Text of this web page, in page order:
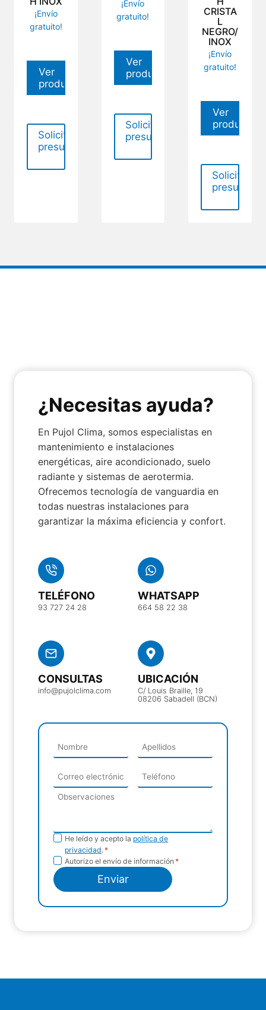
¡Envío
gratuito!
Ver
producto
Solicitar
presupuesto
¡Envío
gratuito!
Ver
producto
Solicitar
presupuesto
CRISTA
L
NEGRO/
INOX
¡Envío
gratuito!
Ver
producto
Solicitar
¿Necesitas ayuda?
En Pujol Clima, somos especialistas en
mantenimiento e instalaciones
energéticas, aire acondicionado, suelo
radiante y sistemas de aerotermia.
Ofrecemos tecnología de vanguardia en
todas nuestras instalaciones para
garantizar la máxima eficiencia y confort.
TELÉFONO
93 727 24 28
WHATSAPP
664 58 22 38
CONSULTAS
info@pujolclima.com
UBICACIÓN
C/ Louis Braille, 19
08206 Sabadell (BCN)
Política de
privacidad
He leído y acepto la política de
privacidad. *
Envío de
información
Autorizo el envío de información*
Enviar